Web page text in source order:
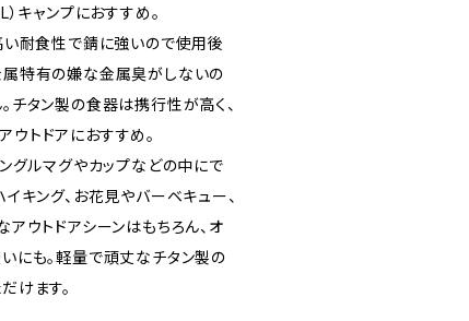
キャンプにおすすめ。
い耐食性で錆に強いので使用後
属特有の嫌な金属臭がしないの
チタン製の食器は携行性が高く、
トドアにおすすめ。
ングルマグやカップなどの中にで
キング、お花見やバーベキュー、
アウトドアシーンはもちろん、オ
にも。軽量で頑丈なチタン製の
けます。